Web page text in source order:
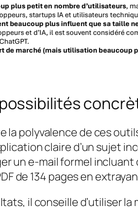
polyvalence de ces
claire d’un sujet
un e-mail formel
de 134 pages en
il conseille d’utiliser